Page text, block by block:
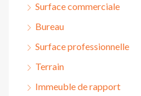
Surface commerciale
Bureau
Surface professionnelle
Terrain
Immeuble de rapport